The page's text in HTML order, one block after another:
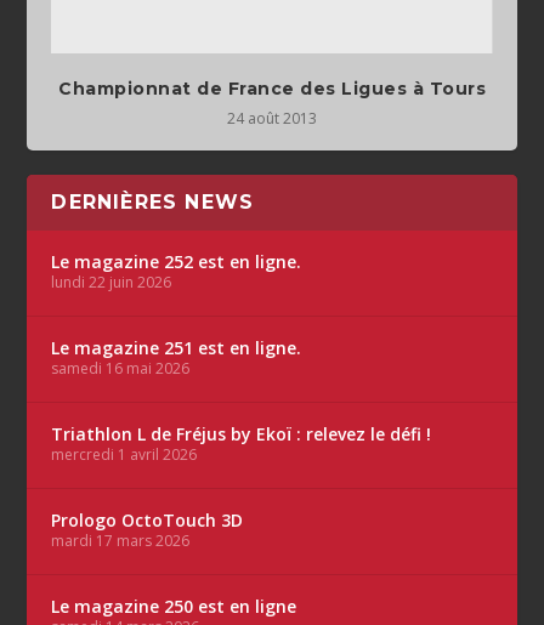
Championnat de France des Ligues à Tours
24 août 2013
DERNIÈRES NEWS
Le magazine 252 est en ligne.
lundi 22 juin 2026
Le magazine 251 est en ligne.
samedi 16 mai 2026
Triathlon L de Fréjus by Ekoï : relevez le défi !
mercredi 1 avril 2026
Prologo OctoTouch 3D
mardi 17 mars 2026
Le magazine 250 est en ligne